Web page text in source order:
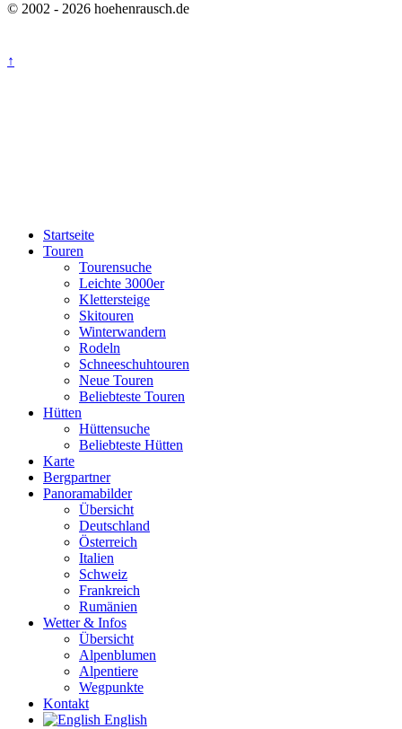
© 2002 - 2026 hoehenrausch.de
↑
Startseite
Touren
Tourensuche
Leichte 3000er
Klettersteige
Skitouren
Winterwandern
Rodeln
Schneeschuhtouren
Neue Touren
Beliebteste Touren
Hütten
Hüttensuche
Beliebteste Hütten
Karte
Bergpartner
Panoramabilder
Übersicht
Deutschland
Österreich
Italien
Schweiz
Frankreich
Rumänien
Wetter & Infos
Übersicht
Alpenblumen
Alpentiere
Wegpunkte
Kontakt
English